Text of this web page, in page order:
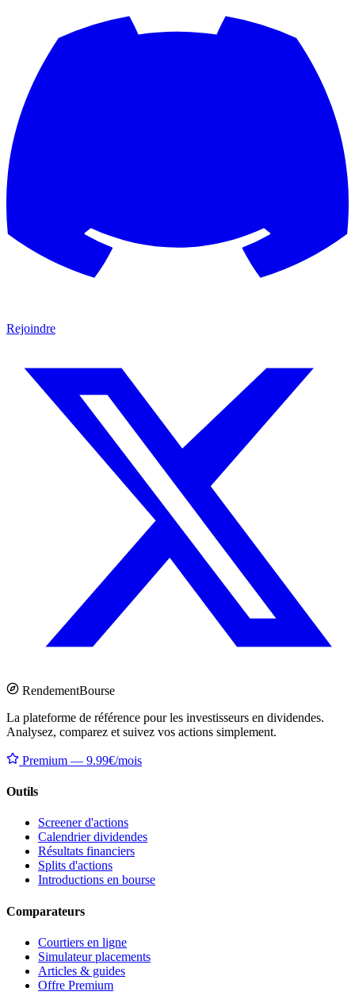
Rejoindre
RendementBourse
La plateforme de référence pour les investisseurs en dividendes.
Analysez, comparez et suivez vos actions simplement.
Premium — 9.99€/mois
Outils
Screener d'actions
Calendrier dividendes
Résultats financiers
Splits d'actions
Introductions en bourse
Comparateurs
Courtiers en ligne
Simulateur placements
Articles & guides
Offre Premium